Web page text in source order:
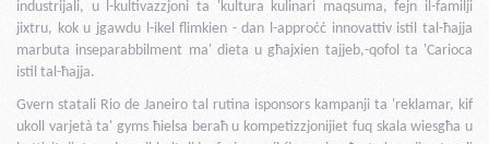
industrijali, u l-kultivazzjoni ta 'kultura kulinari maqsuma, fejn il-familji
jixtru, kok u jgawdu l-ikel flimkien - dan l-approċċ innovattiv istil tal-ħajja
marbuta inseparabbilment ma' dieta u għajxien tajjeb,-qofol ta 'Carioca
istil tal-ħajja.
Gvern statali Rio de Janeiro tal rutina isponsors kampanji ta 'reklamar, kif
ukoll varjetà ta' gyms ħielsa beraħ u kompetizzjonijiet fuq skala wiesgħa u